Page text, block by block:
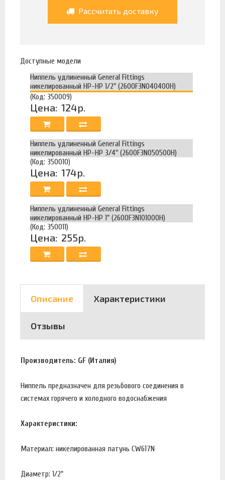
Рассчитать доставку
Доступные модели
Ниппель удлиненный General Fittings
никелированный НР-НР 1/2" (2600F3N040400H)
(Код: 350009)
Цена: 124р.
Ниппель удлиненный General Fittings
никелированный НР-НР 3/4" (2600F3N050500H)
(Код: 350010)
Цена: 174р.
Ниппель удлиненный General Fittings
никелированный НР-НР 1" (2600F3N101000H)
(Код: 350011)
Цена: 255р.
Описание Характеристики
Отзывы
Производитель: GF (Италия)
Ниппель предназначен для резьбового соединения в
системах горячего и холодного водоснабжения
Характеристики:
Материал: никелированная латунь CW617N
Диаметр: 1/2"